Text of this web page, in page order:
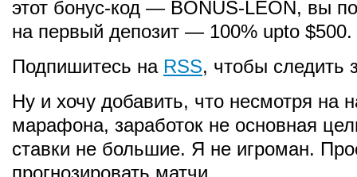
этот бонус-код — BONUS-LEON, вы
на первый депозит — 100% upto $500.
Подпишитесь на RSS, чтобы следить
Ну и хочу добавить, что несмотря на
марафона, заработок не основная
ставки не большие. Я не игроман.
прогнозировать матчи.